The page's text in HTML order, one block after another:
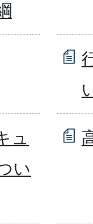
ュ
い